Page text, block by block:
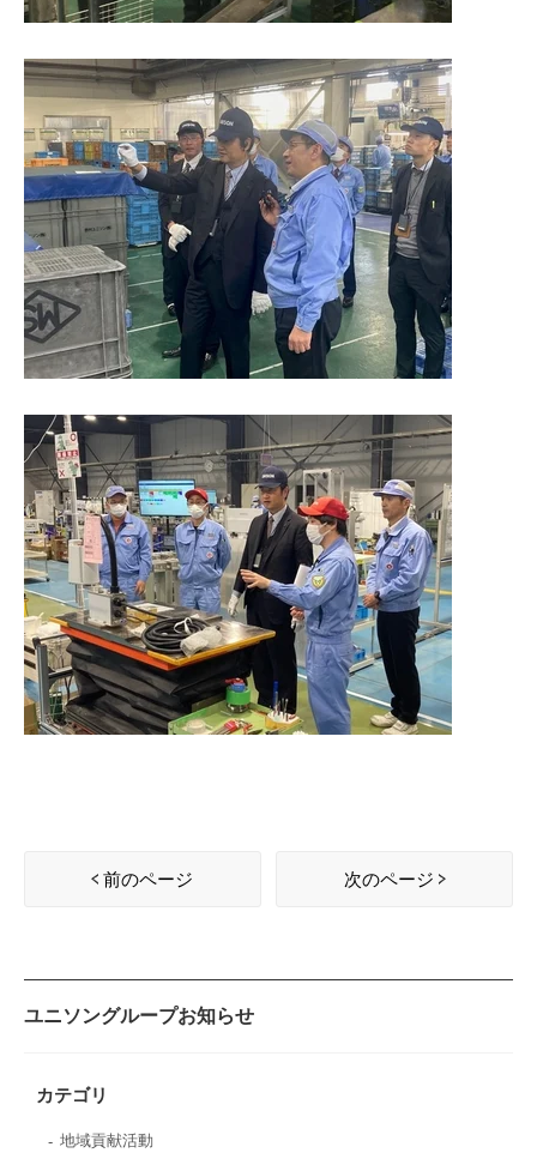
前のページ 次のページ
ユニソングループお知らせ
カテゴリ
地域貢献活動